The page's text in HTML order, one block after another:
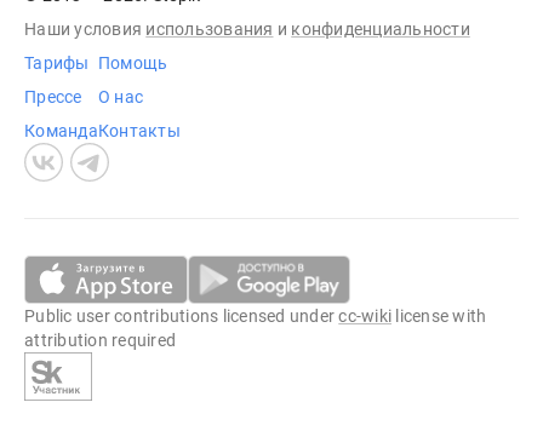
Наши условия использования и конфиденциальности
Тарифы
Прессе
Команда
Помощь
О нас
Контакты
Public user contributions licensed undercc-wiki license with
attribution required